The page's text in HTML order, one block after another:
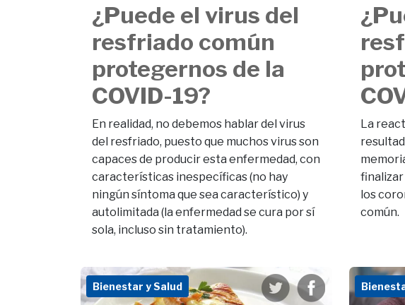
¿Puede el virus del
resfriado común
protegernos de la
COVID-19?
En realidad, no debemos hablar del virus
del resfriado, puesto que muchos virus son
capaces de producir esta enfermedad, con
características inespecíficas (no hay
ningún síntoma que sea característico) y
autolimitada (la enfermedad se cura por sí
sola, incluso sin tratamiento).
La
los
común.
Bienestar y Salud